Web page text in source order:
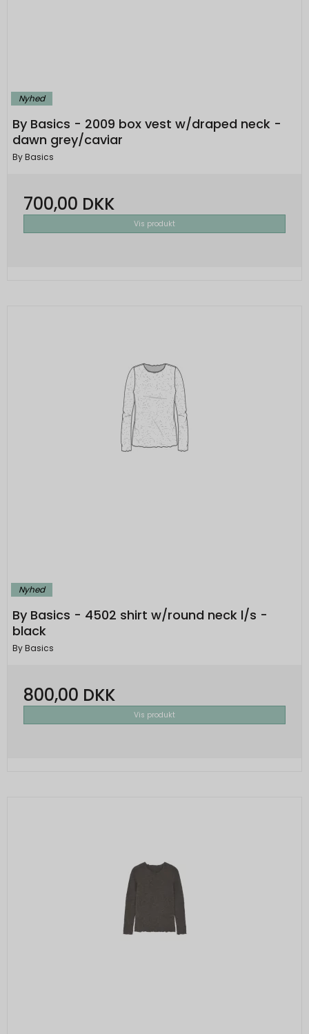
Nyhed
By Basics - 2009 box vest w/draped neck -
dawn grey/caviar
By Basics
700,00 DKK
Vis produkt
Nyhed
By Basics - 4502 shirt w/round neck l/s -
black
By Basics
800,00 DKK
Vis produkt